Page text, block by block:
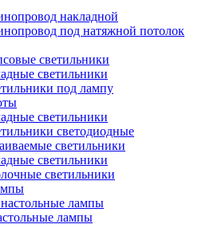
накладной
под натяжной потолок
светильники
светильники
под лампу
светильники
светодиодные
светильники
светильники
светильники
лампы
лампы